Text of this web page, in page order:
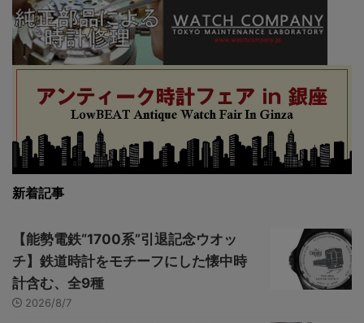
新着記事
【能勢電鉄“1700系”引退記念ウオッ
チ】鉄道時計をモチーフにした懐中時
計含む、全9種
2026/8/7